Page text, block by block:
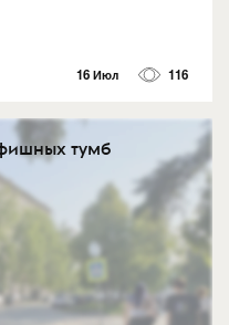
16 Июл 116
тумб